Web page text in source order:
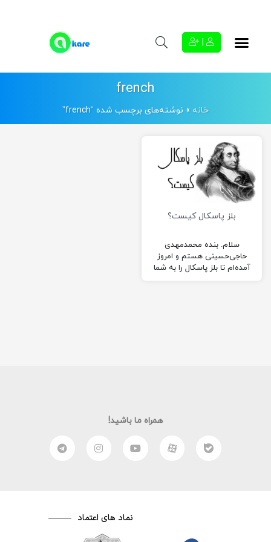
french
خانه » نوشته‌های برچسب شده “french”
بلز پاسکال کیست؟
سلام. بنده محمدمهدی
حاجی‌حسینی هستم و امروز
آمده‌ام تا بلز پاسکال را به شما
همراه ما باشید!
نماد های اعتماد